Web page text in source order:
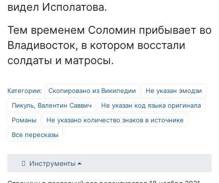
видел Исполатова.
Тем временем Соломин прибывает во
Владивосток, в котором восстали
солдаты и матросы.
Категории: Скопировано из Википедии
Не указан эмодзи
Пикуль, Валентин Саввич
Не указан код языка оригинала
Романы
Не указано количество знаков в источнике
Все пересказы
Инструменты